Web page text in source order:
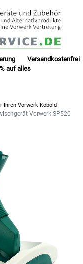
Versandkostenfrei
auf alles
Ihren Vorwerk Kobold
Vorwerk SP520